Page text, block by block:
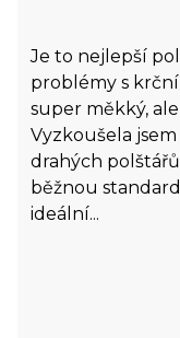
Je to nejlepší
problémy s
super měkký,
Vyzkoušela
drahých
běžnou
ideální...